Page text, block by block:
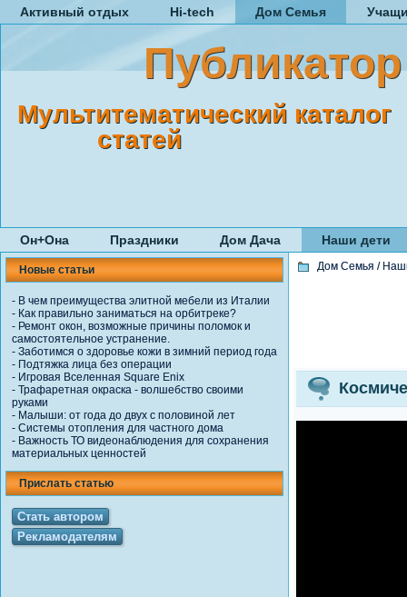
Активный отдых Hi-tech Дом Семья
Публикатор
Мультитематический каталог
статей
Он+Она Праздники Дом Дача Наши дети
Новые статьи
- В чем преимущества элитной мебели из Италии
- Как правильно заниматься на орбитреке?
- Ремонт окон, возможные причины поломок и
самостоятельное устранение.
- Заботимся о здоровье кожи в зимний период года
- Подтяжка лица без операции
- Игровая Вселенная Square Enix
- Трафаретная окраска - волшебство своими
руками
- Малыши: от года до двух с половиной лет
- Системы отопления для частного дома
- Важность ТО видеонаблюдения для сохранения
материальных ценностей
Прислать статью
Стать автором
Рекламодателям
Дом Семья /